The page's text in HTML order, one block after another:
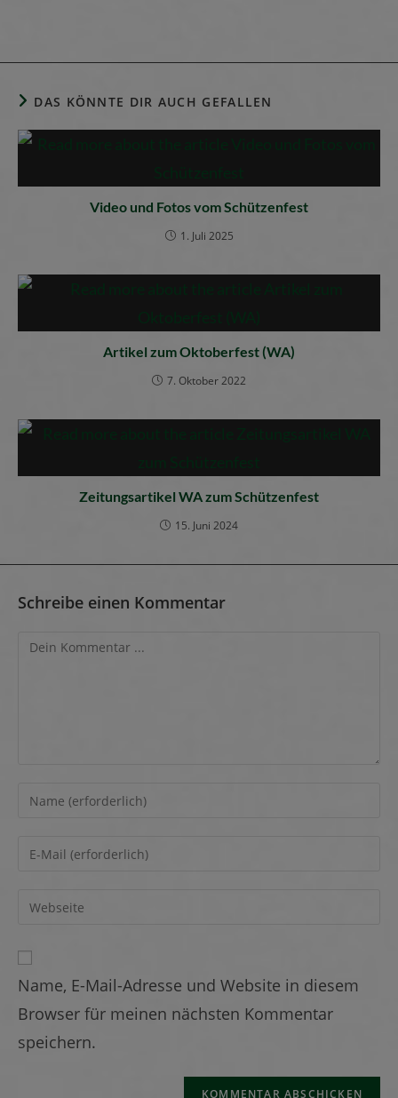
DAS KÖNNTE DIR AUCH GEFALLEN
Video und Fotos vom Schützenfest
1. Juli 2025
Artikel zum Oktoberfest (WA)
7. Oktober 2022
Zeitungsartikel WA zum Schützenfest
15. Juni 2024
Schreibe einen Kommentar
Name, E-Mail-Adresse und Website in diesem
Browser für meinen nächsten Kommentar
speichern.